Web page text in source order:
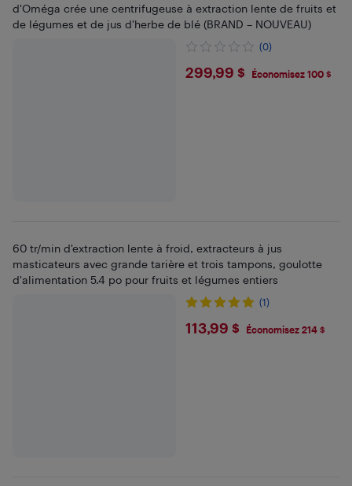
d'Oméga crée une centrifugeuse à extraction lente de fruits et
de légumes et de jus d'herbe de blé (BRAND – NOUVEAU)
(0)
$299.99
299,99 $ Économisez 100 $
60 tr/min d'extraction lente à froid, extracteurs à jus
masticateurs avec grande tarière et trois tampons, goulotte
d'alimentation 5.4 po pour fruits et légumes entiers
(1)
$113.99
113,99 $ Économisez 214 $